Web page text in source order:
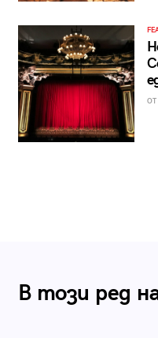
ОТ
В този ред